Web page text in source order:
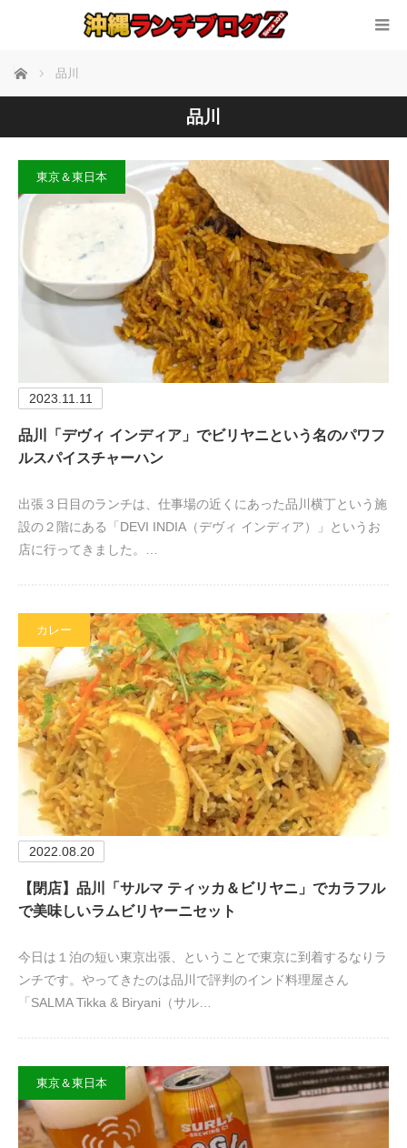
ホーム 品川
品川
東京＆東日本
2023.11.11
品川「デヴィ インディア」でビリヤニという名のパワフ
ルスパイスチャーハン
出張３日目のランチは、仕事場の近くにあった品川横丁という施
設の２階にある「DEVI INDIA（デヴィ インディア）」というお
店に行ってきました。…
カレー
2022.08.20
【閉店】品川「サルマ ティッカ＆ビリヤニ」でカラフル
で美味しいラムビリヤーニセット
今日は１泊の短い東京出張、ということで東京に到着するなりラ
ンチです。やってきたのは品川で評判のインド料理屋さん
「SALMA Tikka & Biryani（サル…
東京＆東日本